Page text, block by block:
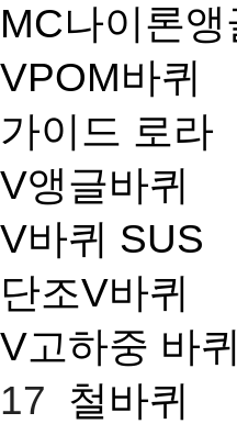
MC나이론
VPOM바퀴
가이드 로라
V앵글바퀴
V바퀴 SUS
단조V바퀴
V고하중 바퀴
17 철바퀴